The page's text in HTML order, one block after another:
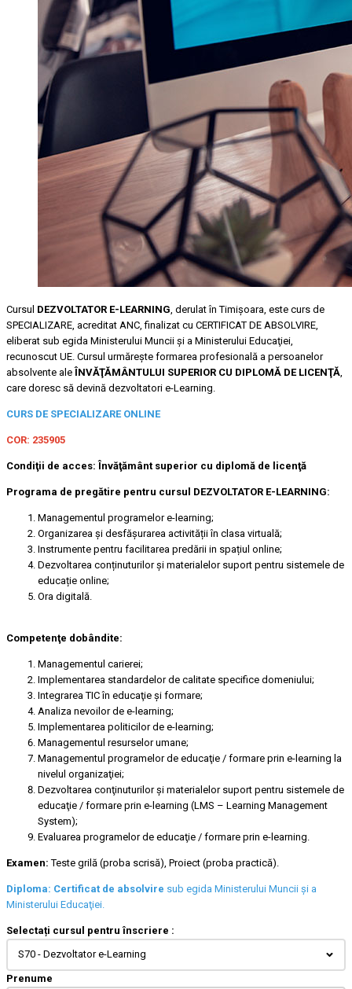
Cursul DEZVOLTATOR E-LEARNING, derulat în Timişoara, este curs de
SPECIALIZARE, acreditat ANC, finalizat cu CERTIFICAT DE ABSOLVIRE,
eliberat sub egida Ministerului Muncii şi a Ministerului Educaţiei,
recunoscut UE. Cursul urmăreşte formarea profesională a persoanelor
absolvente ale ÎNVĂŢĂMÂNTULUI SUPERIOR CU DIPLOMĂ DE LICENŢĂ,
care doresc să devină dezvoltatori e-Learning.
CURS DE SPECIALIZARE ONLINE
COR: 235905
Condiţii de acces: Învăţământ superior cu diplomă de licenţă
Programa de pregătire pentru cursul DEZVOLTATOR E-LEARNING:
Managementul programelor e-learning;
Organizarea și desfășurarea activității în clasa virtuală;
Instrumente pentru facilitarea predării in spațiul online;
Dezvoltarea conținuturilor și materialelor suport pentru sistemele de
educație online;
Ora digitală.
Competenţe dobândite:
Managementul carierei;
Implementarea standardelor de calitate specifice domeniului;
Integrarea TIC în educaţie şi formare;
Analiza nevoilor de e-learning;
Implementarea politicilor de e-learning;
Managementul resurselor umane;
Managementul programelor de educaţie / formare prin e-learning la
nivelul organizaţiei;
Dezvoltarea conţinuturilor şi materialelor suport pentru sistemele de
educaţie / formare prin e-learning (LMS – Learning Management
System);
Evaluarea programelor de educaţie / formare prin e-learning.
Examen:Teste grilă (proba scrisă), Proiect (proba practică).
Diploma: Certificat de absolvire sub egida Ministerului Muncii şi a
Ministerului Educaţiei.
Selectați cursul pentru înscriere :
S70 - Dezvoltator e-Learning
Prenume